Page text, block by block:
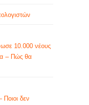
10.000 νέους
– Πώς θα
Ποιοι δεν